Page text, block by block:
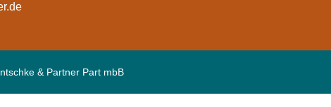
& Partner Part mbB